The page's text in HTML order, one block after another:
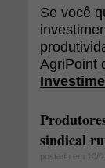
Se você
AgriPoint
sindical
postado em 10/